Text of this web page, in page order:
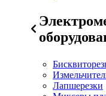
Лапшерезки